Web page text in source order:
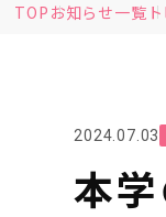
TOP お知らせ一覧
2024.07.03
本